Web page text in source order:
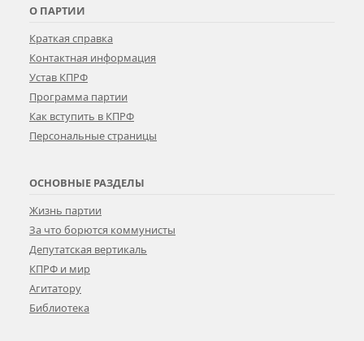
О ПАРТИИ
Краткая справка
Контактная информация
Устав КПРФ
Программа партии
Как вступить в КПРФ
Персональные страницы
ОСНОВНЫЕ РАЗДЕЛЫ
Жизнь партии
За что борются коммунисты
Депутатская вертикаль
КПРФ и мир
Агитатору
Библиотека